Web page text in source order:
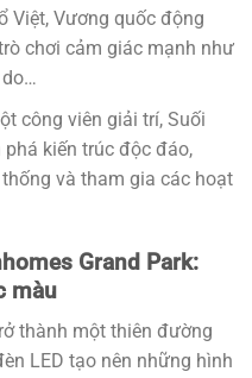
Việt, Vương quốc động
chơi cảm giác mạnh như
công viên giải trí, Suối
kiến trúc độc đáo,
và tham gia các hoạt
Grand Park:
màu
thành một thiên đường
LED tạo nên những hình